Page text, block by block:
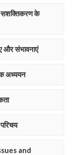
सशक्तिकरण के
और संभावनाएं
अध्ययन
and